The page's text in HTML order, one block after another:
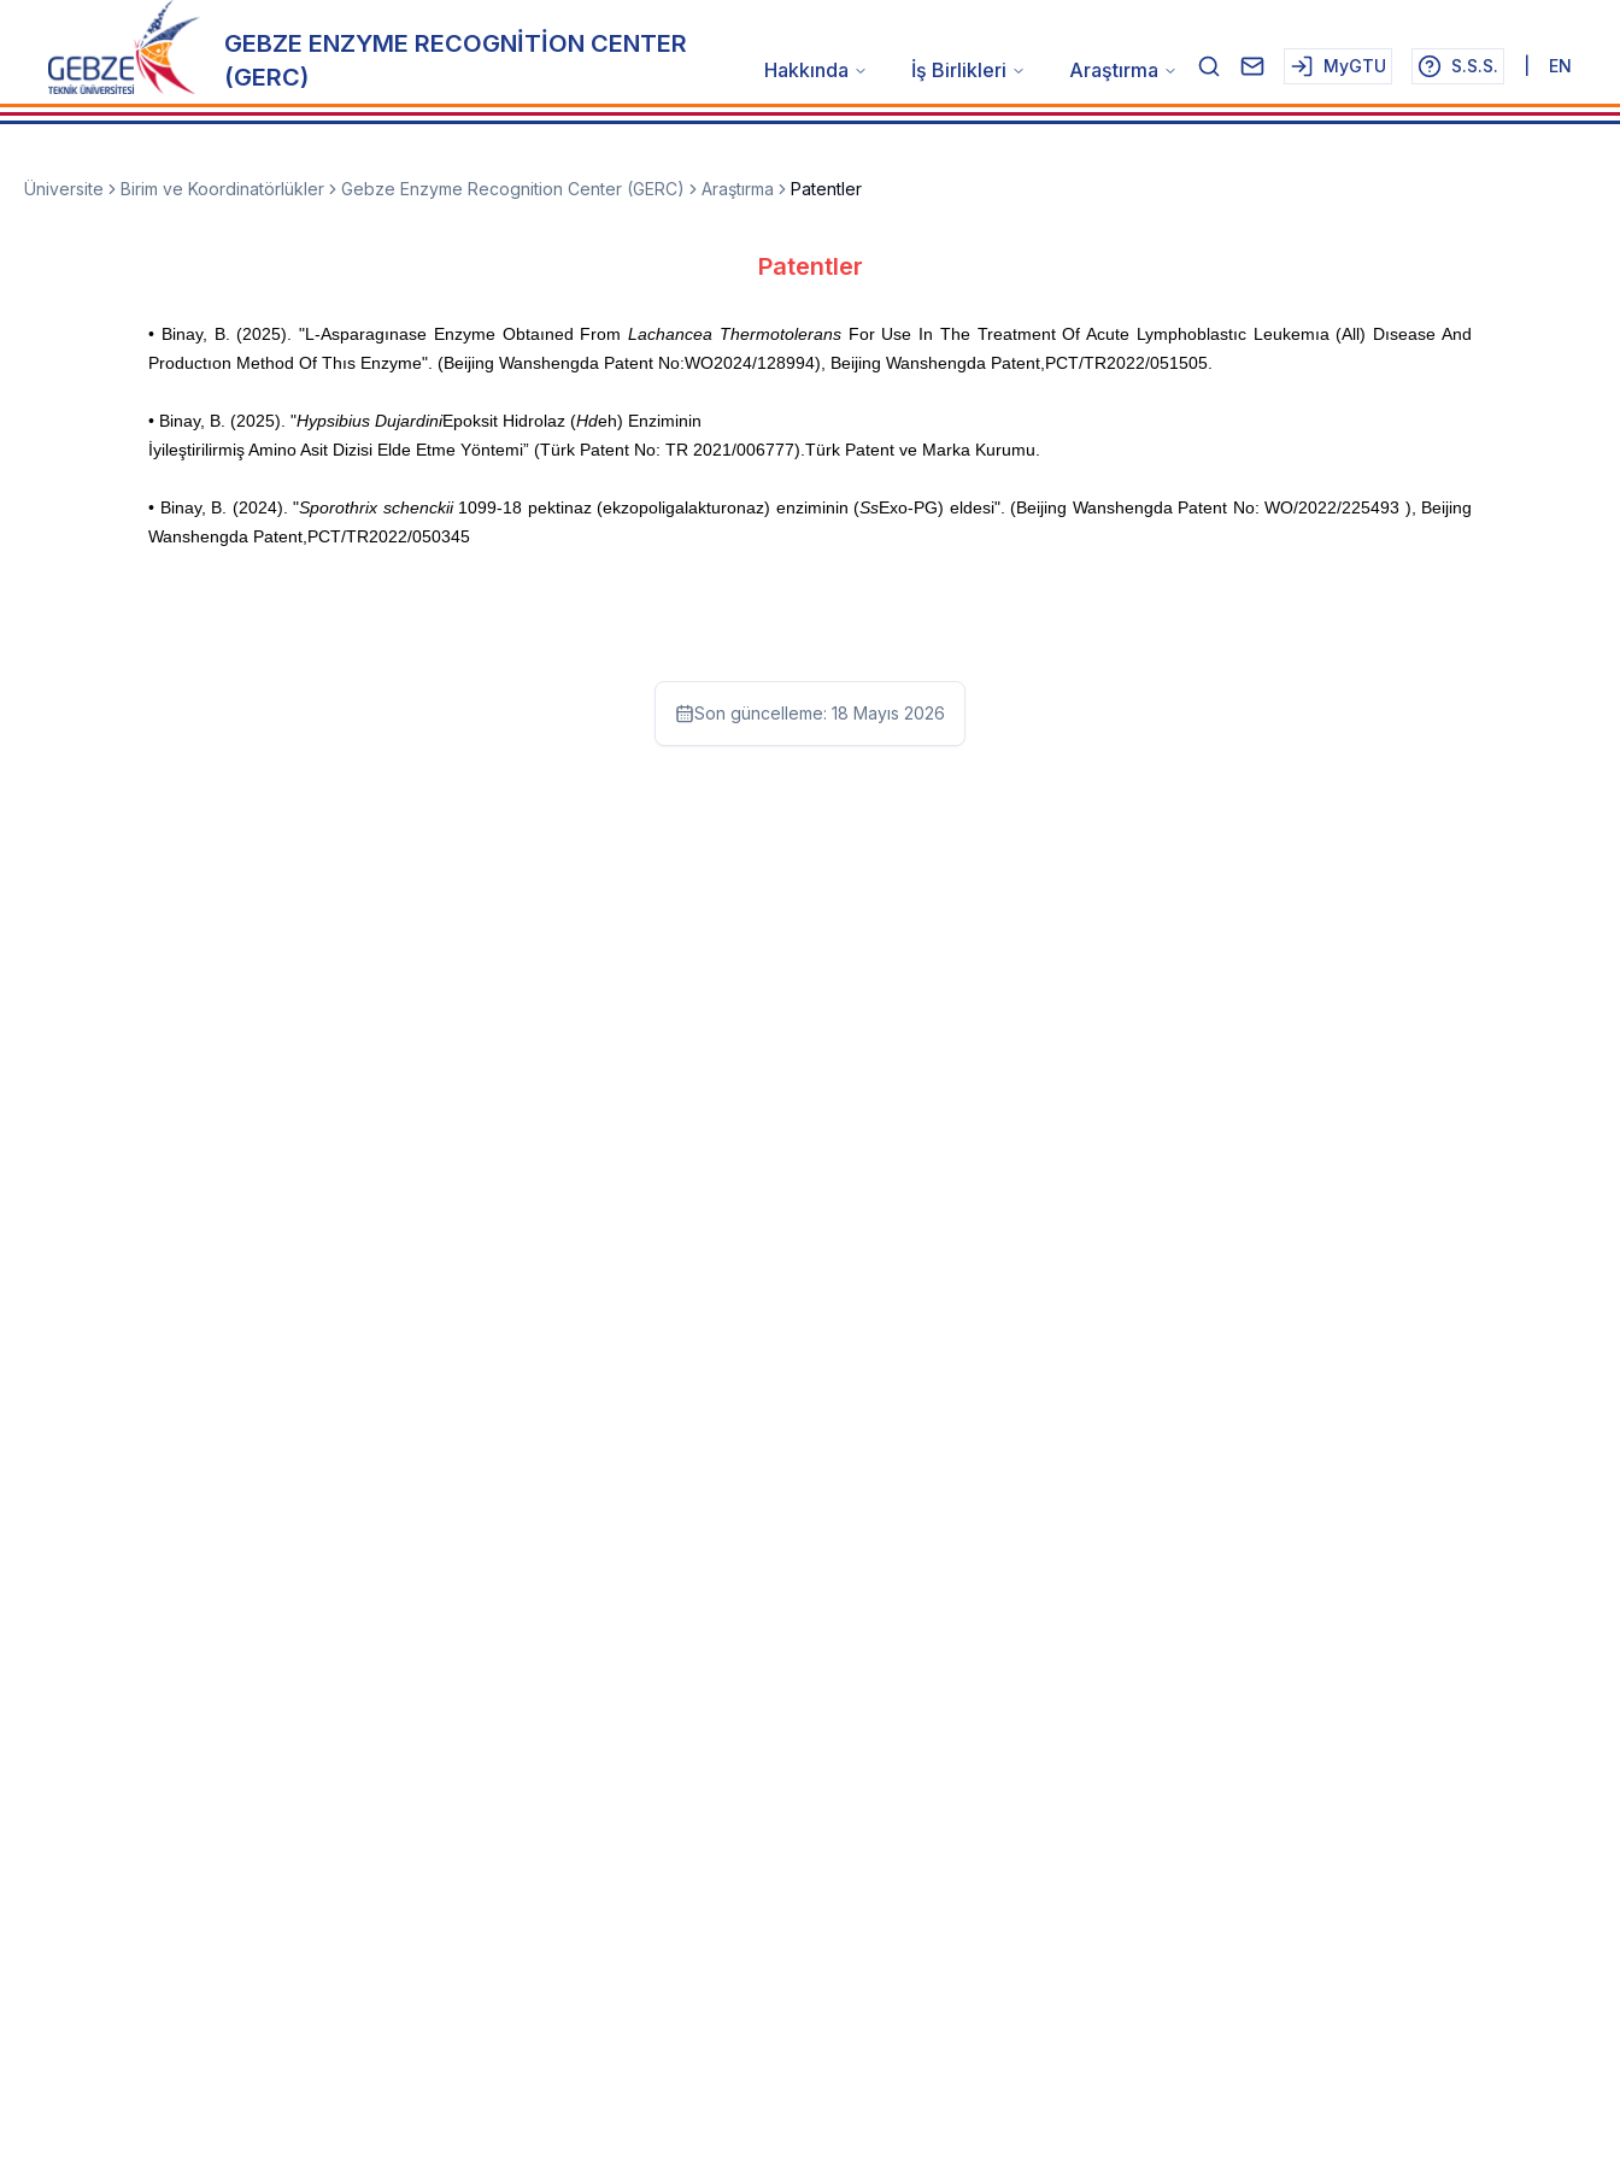
GEBZE ENZYME RECOGNİTİON CENTER
(GERC)
Hakkında İş Birlikleri Araştırma MyGTU S.S.S. EN
Üniversite Birim ve Koordinatörlükler Gebze Enzyme Recognition Center (GERC) Araştırma Patentler
Patentler
• Binay, B. (2025). "L-Asparagınase Enzyme Obtaıned FromLachancea ThermotoleransFor Use In The Treatment Of Acute Lymphoblastıc Leukemıa (All) Dısease And
Productıon Method Of Thıs Enzyme". (Beijing Wanshengda Patent No:WO2024/128994), Beijing Wanshengda Patent,PCT/TR2022/051505.
• Binay, B. (2025). "Hypsibius DujardiniEpoksit Hidrolaz (Hdeh) Enziminin
İyileştirilirmiş Amino Asit Dizisi Elde Etme Yöntemi” (Türk Patent No: TR 2021/006777).Türk Patent ve Marka Kurumu.
• Binay, B. (2024). "Sporothrix schenckii1099-18 pektinaz (ekzopoligalakturonaz) enziminin (SsExo-PG) eldesi". (Beijing Wanshengda Patent No: WO/2022/225493 ), Beijing
Wanshengda Patent,PCT/TR2022/050345
Son güncelleme: 18 Mayıs 2026